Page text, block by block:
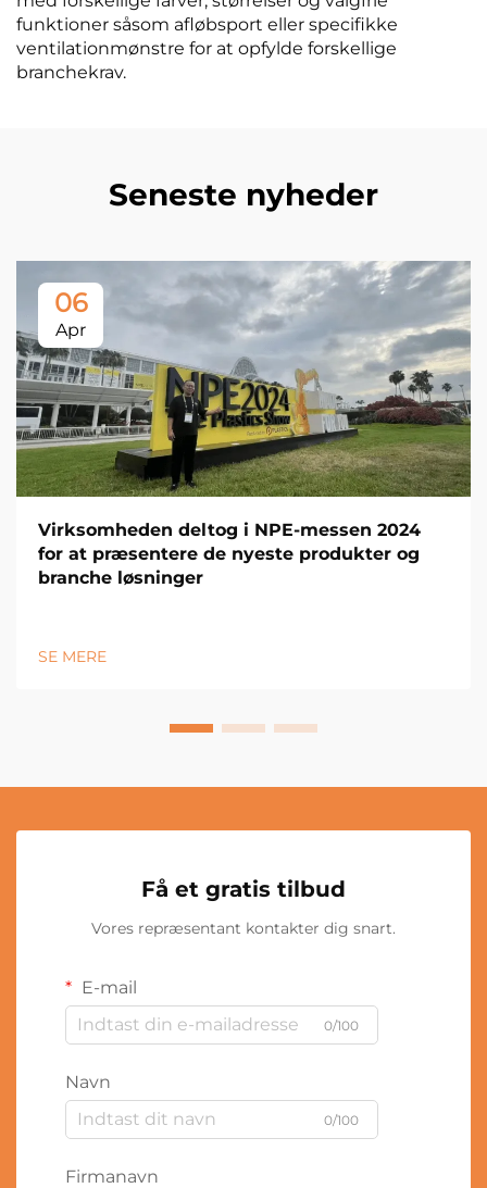
funktioner såsom afløbsport eller specifikke
ventilationmønstre for at opfylde forskellige
branchekrav.
Seneste nyheder
06
Apr
Virksomheden deltog i NPE-messen 2024
for at præsentere de nyeste produkter og
branche løsninger
SE MERE
Få et gratis tilbud
Vores repræsentant kontakter dig snart.
E-mail
0/100
Navn
0/100
Firmanavn